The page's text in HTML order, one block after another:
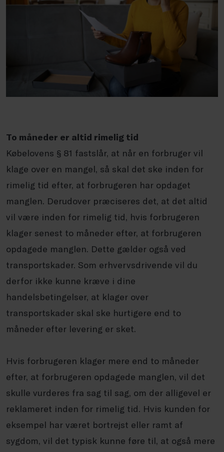
To måneder er altid rimelig tid
Købelovens § 81 fastslår, at når en forbruger vil
klage over en mangel, så skal det ske inden for
rimelig tid efter, at forbrugeren har opdaget
manglen. Derudover præciseres det, at det altid
vil være inden for rimelig tid, hvis forbrugeren
klager senest to måneder efter, at forbrugeren
opdagede manglen. Dette gælder også ved
transportskader. Som erhvervsdrivende vil du
derfor ikke kunne kræve i dine
handelsbetingelser, at klager over
transportskader skal ske hurtigere end to
måneder efter levering er sket.
Hvis forbrugeren klager mere end to måneder
efter, at forbrugeren opdagede manglen, vil det
skulle vurderes fra sag til sag, om der alligevel er
reklameret inden for rimelig tid. Hvis kunden for
eksempel har været bortrejst eller ramt af
sygdom, vil det typisk kunne føre til, at også mere